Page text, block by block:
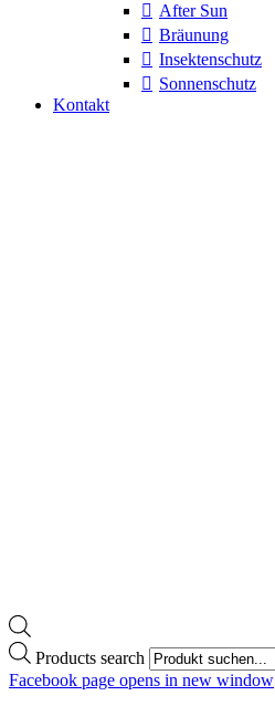
After Sun
Bräunung
Insektenschutz
Sonnenschutz
Kontakt
Products search
Facebook page opens in new window